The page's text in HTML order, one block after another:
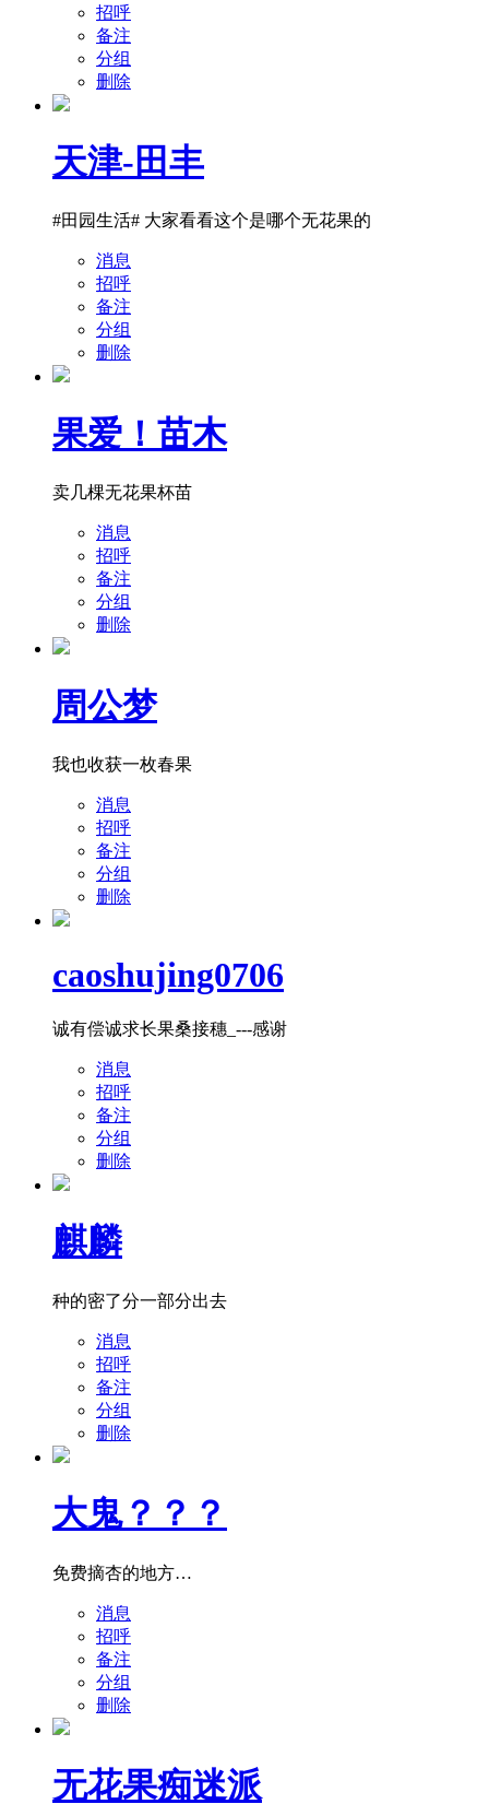
招呼
备注
分组
删除
天津-田丰
#田园生活# 大家看看这个是哪个无花果的
消息
招呼
备注
分组
删除
果爱！苗木
卖几棵无花果杯苗
消息
招呼
备注
分组
删除
周公梦
我也收获一枚春果
消息
招呼
备注
分组
删除
caoshujing0706
诚有偿诚求长果桑接穗_---感谢
消息
招呼
备注
分组
删除
麒麟
种的密了分一部分出去
消息
招呼
备注
分组
删除
大鬼？？？
免费摘杏的地方…
消息
招呼
备注
分组
删除
无花果痴迷派